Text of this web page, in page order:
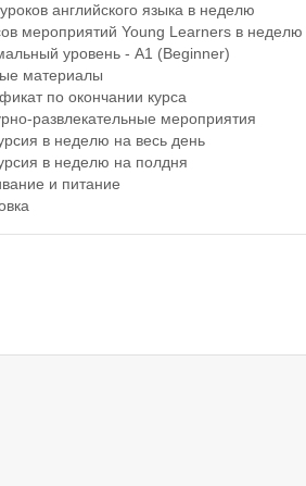
английского языка в неделю
мероприятий Young Learners в неделю
уровень - A1 (Beginner)
материалы
по окончании курса
развлекательные мероприятия
в неделю на весь день
в неделю на полдня
и питание